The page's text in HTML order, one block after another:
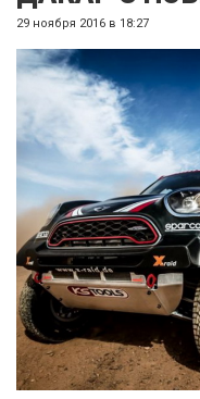
29 ноября 2016 в 18:27